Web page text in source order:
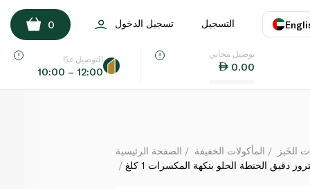
اللغة
التسجيل تسجيل الدخول 0
توصيل مجاني
0.00
التوصيل غدًا
10:00 – 12:00
ويتروز دقيق الحنطة الحلو بنكهة المكسرات 1 كلغ
الصفحة الرئيسية المأكولات الخفيفة الخَبز
دقيق الحنطة الحلو بنكهة المكسرات 1 كلغ